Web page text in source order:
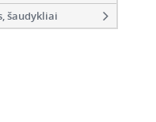
šaudykliai